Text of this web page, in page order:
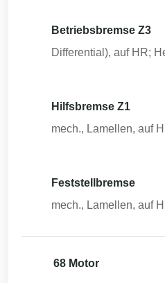
Betriebsbremse Z3
Differential), auf HR;
Hilfsbremse Z1
mech., Lamellen, auf
Feststellbremse
mech., Lamellen, auf
68 Motor